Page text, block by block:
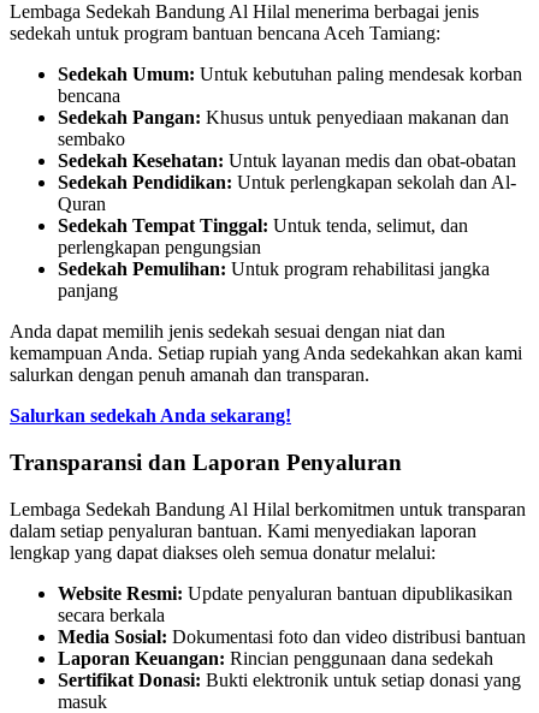
Lembaga Sedekah Bandung Al Hilal menerima berbagai jenis
sedekah untuk program bantuan bencana Aceh Tamiang:
Sedekah Umum: Untuk kebutuhan paling mendesak korban
bencana
Sedekah Pangan: Khusus untuk penyediaan makanan dan
sembako
Sedekah Kesehatan: Untuk layanan medis dan obat-obatan
Sedekah Pendidikan: Untuk perlengkapan sekolah dan Al-
Quran
Sedekah Tempat Tinggal: Untuk tenda, selimut, dan
perlengkapan pengungsian
Sedekah Pemulihan: Untuk program rehabilitasi jangka
panjang
Anda dapat memilih jenis sedekah sesuai dengan niat dan
kemampuan Anda. Setiap rupiah yang Anda sedekahkan akan kami
salurkan dengan penuh amanah dan transparan.
Salurkan sedekah Anda sekarang!
Transparansi dan Laporan Penyaluran
Lembaga Sedekah Bandung Al Hilal berkomitmen untuk transparan
dalam setiap penyaluran bantuan. Kami menyediakan laporan
lengkap yang dapat diakses oleh semua donatur melalui:
Website Resmi: Update penyaluran bantuan dipublikasikan
secara berkala
Media Sosial: Dokumentasi foto dan video distribusi bantuan
Laporan Keuangan: Rincian penggunaan dana sedekah
Sertifikat Donasi: Bukti elektronik untuk setiap donasi yang
masuk